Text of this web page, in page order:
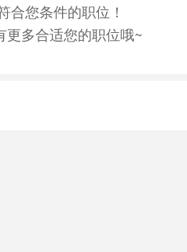
合您条件的职位！
更多合适您的职位哦~